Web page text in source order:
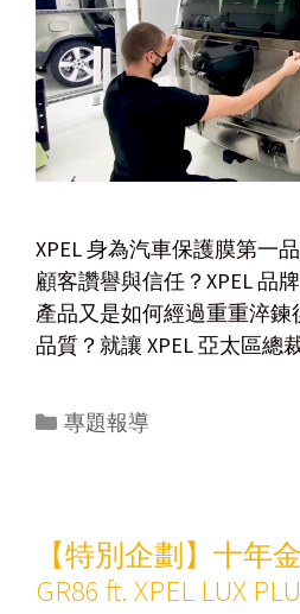
XPEL 身為汽車保護膜第一
顧客讚譽與信任？XPEL 品
產品又是如何經過重重淬
品質？就讓 XPEL 亞太區總
專題報導
【特別企劃】十年
GR86 ft. XPEL LUX